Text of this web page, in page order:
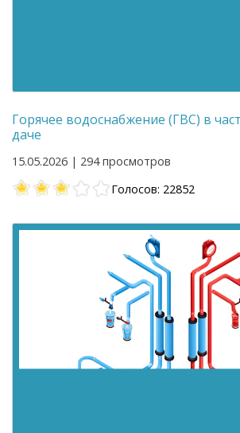
Горячее водоснабжение (ГВС) в
даче
15.05.2026 | 294 просмотров
Голосов: 22852